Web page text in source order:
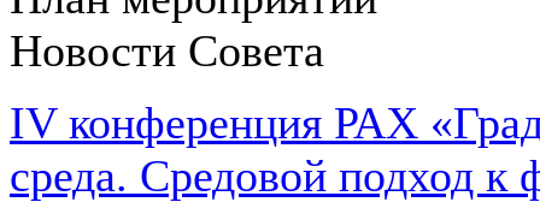
Новости Совета
IV конференция РАХ
среда. Средовой подход